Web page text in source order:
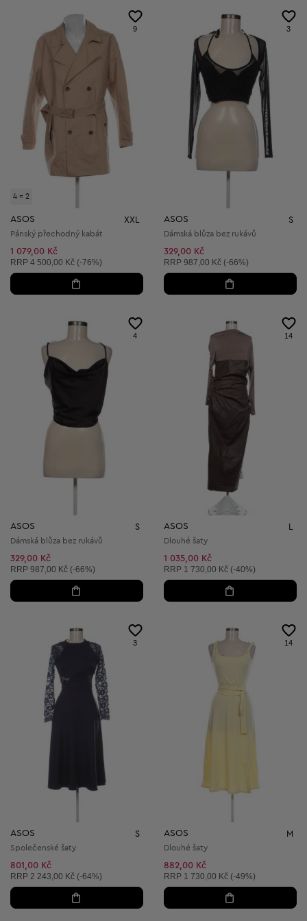
4 = 2
9
ASOS XXL
Pánský přechodný kabát
1 079,00 Kč
Doporučená cena:
RRP 4 500,00 Kč (-76%)
3
ASOS S
Dámská blůza bez rukávů
329,00 Kč
Doporučená cena:
RRP 987,00 Kč (-66%)
4
ASOS S
Dámská blůza bez rukávů
329,00 Kč
Doporučená cena:
RRP 987,00 Kč (-66%)
14
ASOS
Dlouhé šaty
1 035,00 Kč
Doporučená cena:
RRP 1 730,00 Kč (-40%)
3
ASOS S
Společenské šaty
801,00 Kč
Doporučená cena:
RRP 2 243,00 Kč (-64%)
14
ASOS M
Dlouhé šaty
882,00 Kč
Doporučená cena:
RRP 1 730,00 Kč (-49%)